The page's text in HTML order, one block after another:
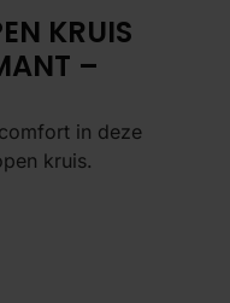
KRUIS
–
in deze
kruis.